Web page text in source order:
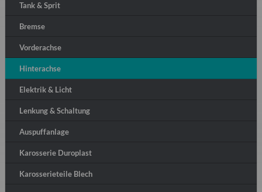
Tank & Sprit
Bremse
Vorderachse
Hinterachse
Elektrik & Licht
Lenkung & Schaltung
Auspuffanlage
Karosserie Duroplast
Karosserieteile Blech